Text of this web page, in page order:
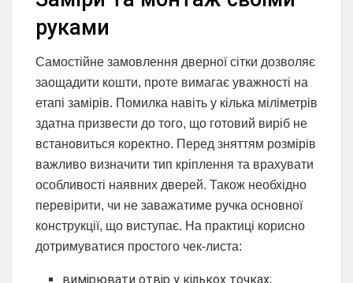
руками
Самостійне замовлення дверної сітки дозволяє
заощадити кошти, проте вимагає уважності на
етапі замірів. Помилка навіть у кілька міліметрів
здатна призвести до того, що готовий виріб не
встановиться коректно. Перед зняттям розмірів
важливо визначити тип кріплення та врахувати
особливості наявних дверей. Також необхідно
перевірити, чи не заважатиме ручка основної
конструкції, що виступає. На практиці корисно
дотримуватися простого чек-листа:
вимірювати отвір у кількох точках;